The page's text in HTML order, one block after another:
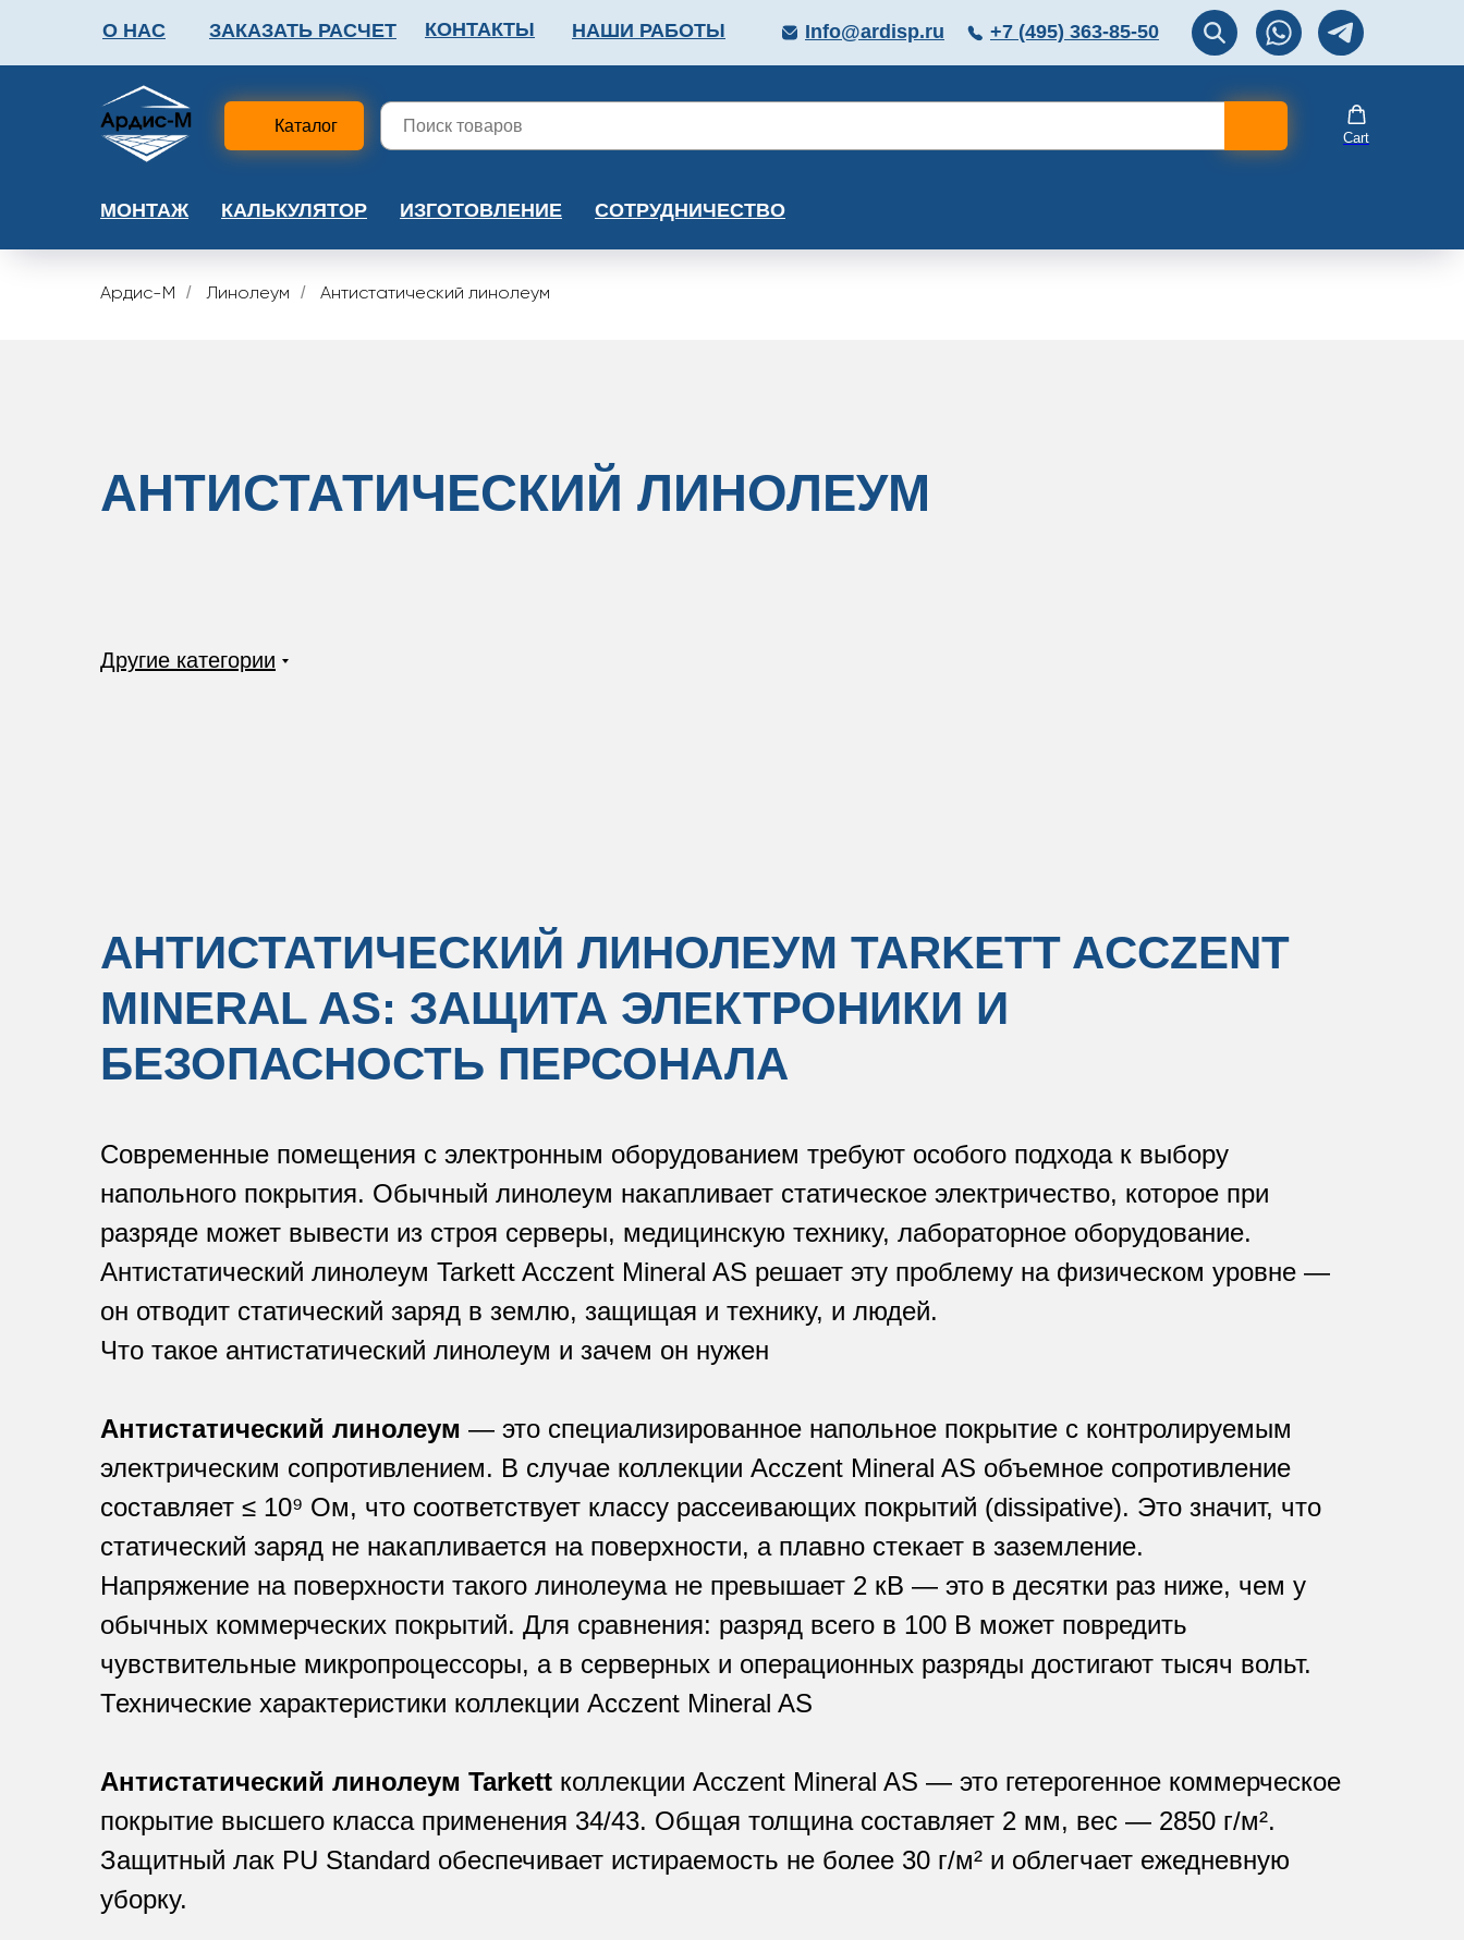
Перезвоните мне!
О НАС ЗАКАЗАТЬ РАСЧЕТ КОНТАКТЫ НАШИ РАБОТЫ +7 (495) 363-85-50
Info@ardisp.ru
ФАЛЬШПОЛ
Каталог
Cart
МОНТАЖ КАЛЬКУЛЯТОР ИЗГОТОВЛЕНИЕ СОТРУДНИЧЕСТВО
Ардис-М / Линолеум / Антистатический линолеум
АНТИСТАТИЧЕСКИЙ ЛИНОЛЕУМ
Другие категории
АНТИСТАТИЧЕСКИЙ ЛИНОЛЕУМ TARKETT ACCZENT
MINERAL AS: ЗАЩИТА ЭЛЕКТРОНИКИ И
БЕЗОПАСНОСТЬ ПЕРСОНАЛА
Современные помещения с электронным оборудованием требуют особого подхода к выбору
напольного покрытия. Обычный линолеум накапливает статическое электричество, которое при
разряде может вывести из строя серверы, медицинскую технику, лабораторное оборудование.
Антистатический линолеум Tarkett Acczent Mineral AS решает эту проблему на физическом уровне —
он отводит статический заряд в землю, защищая и технику, и людей.
Что такое антистатический линолеум и зачем он нужен
Антистатический линолеум — это специализированное напольное покрытие с контролируемым
электрическим сопротивлением. В случае коллекции Acczent Mineral AS объемное сопротивление
составляет ≤ 10⁹ Ом, что соответствует классу рассеивающих покрытий (dissipative). Это значит, что
статический заряд не накапливается на поверхности, а плавно стекает в заземление.
Напряжение на поверхности такого линолеума не превышает 2 кВ — это в десятки раз ниже, чем у
обычных коммерческих покрытий. Для сравнения: разряд всего в 100 В может повредить
чувствительные микропроцессоры, а в серверных и операционных разряды достигают тысяч вольт.
Технические характеристики коллекции Acczent Mineral AS
Антистатический линолеум Tarkett коллекции Acczent Mineral AS — это гетерогенное коммерческое
покрытие высшего класса применения 34/43. Общая толщина составляет 2 мм, вес — 2850 г/м².
Защитный лак PU Standard обеспечивает истираемость не более 30 г/м² и облегчает ежедневную
уборку.